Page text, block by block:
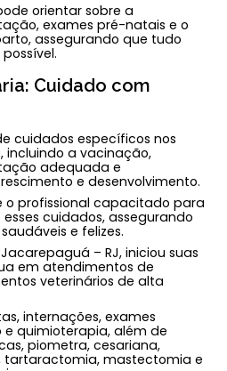
orientar sobre a
exames pré-natais e o
assegurando que tudo
Cuidado com
cuidados específicos nos
incluindo a vacinação,
adequada e
e desenvolvimento.
o profissional capacitado para
cuidados, assegurando
e felizes.
– RJ, iniciou suas
em atendimentos de
veterinários de alta
internações, exames
quimioterapia, além de
piometra, cesariana,
tartaractomia, mastectomia e